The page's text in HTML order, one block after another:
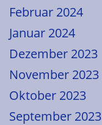
Februar 2024
Januar 2024
Dezember 2023
November 2023
Oktober 2023
September 2023